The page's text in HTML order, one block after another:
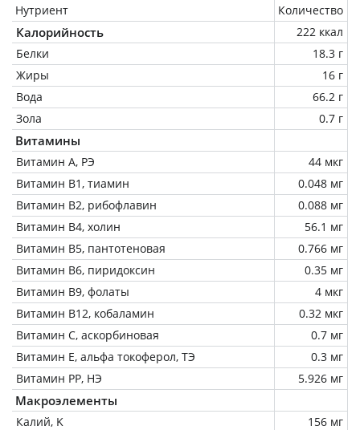
Нутриент
Количество
Калорийность
222 ккал
Белки
18.3 г
Жиры
16 г
Вода
66.2 г
Зола
0.7 г
Витамины
Витамин А, РЭ
44 мкг
Витамин В1, тиамин
0.048 мг
Витамин В2, рибофлавин
0.088 мг
Витамин В4, холин
56.1 мг
Витамин В5, пантотеновая
0.766 мг
Витамин В6, пиридоксин
0.35 мг
Витамин В9, фолаты
4 мкг
Витамин В12, кобаламин
0.32 мкг
Витамин C, аскорбиновая
0.7 мг
Витамин Е, альфа токоферол, ТЭ
0.3 мг
Витамин РР, НЭ
5.926 мг
Макроэлементы
Калий, K
156 мг